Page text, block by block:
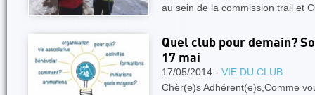
au sein de la commission trail et
Quel club pour demain?
17 mai
17/05/2014 - VIE DU CLUB
Chèr(e)s Adhérent(e)s,Comme